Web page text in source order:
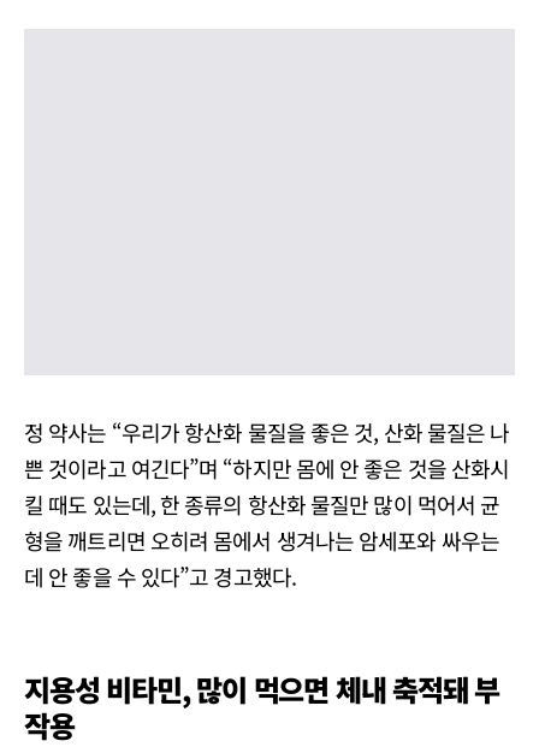
정 약사는 “우리가 항산화 물질을 좋은 것, 산화 물질은 나
쁜 것이라고 여긴다”며 “하지만 몸에 안 좋은 것을 산화시
킬 때도 있는데, 한 종류의 항산화 물질만 많이 먹어서 균
형을 깨트리면 오히려 몸에서 생겨나는 암세포와 싸우는
데 안 좋을 수 있다”고 경고했다.
지용성 비타민, 많이 먹으면 체내 축적돼 부
작용